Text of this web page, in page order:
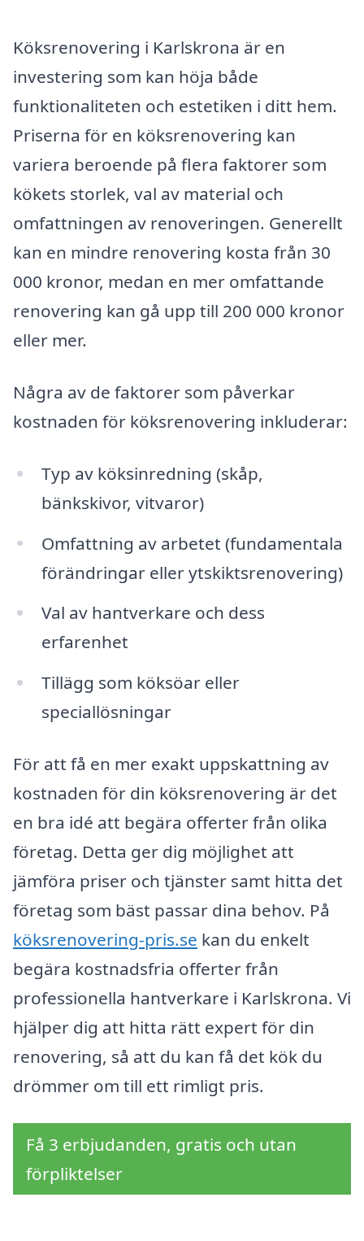
Köksrenovering i Karlskrona är en
investering som kan höja både
funktionaliteten och estetiken i ditt hem.
Priserna för en köksrenovering kan
variera beroende på flera faktorer som
kökets storlek, val av material och
omfattningen av renoveringen. Generellt
kan en mindre renovering kosta från 30
000 kronor, medan en mer omfattande
renovering kan gå upp till 200 000 kronor
eller mer.
Några av de faktorer som påverkar
kostnaden för köksrenovering inkluderar:
Typ av köksinredning (skåp,
bänkskivor, vitvaror)
Omfattning av arbetet (fundamentala
förändringar eller ytskiktsrenovering)
Val av hantverkare och dess
erfarenhet
Tillägg som köksöar eller
speciallösningar
För att få en mer exakt uppskattning av
kostnaden för din köksrenovering är det
en bra idé att begära offerter från olika
företag. Detta ger dig möjlighet att
jämföra priser och tjänster samt hitta det
företag som bäst passar dina behov. På
köksrenovering-pris.se kan du enkelt
begära kostnadsfria offerter från
professionella hantverkare i Karlskrona. Vi
hjälper dig att hitta rätt expert för din
renovering, så att du kan få det kök du
drömmer om till ett rimligt pris.
Få 3 erbjudanden, gratis och utan
förpliktelser